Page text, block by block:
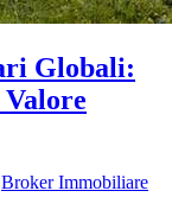
Globali:
Valore
Broker Immobiliare